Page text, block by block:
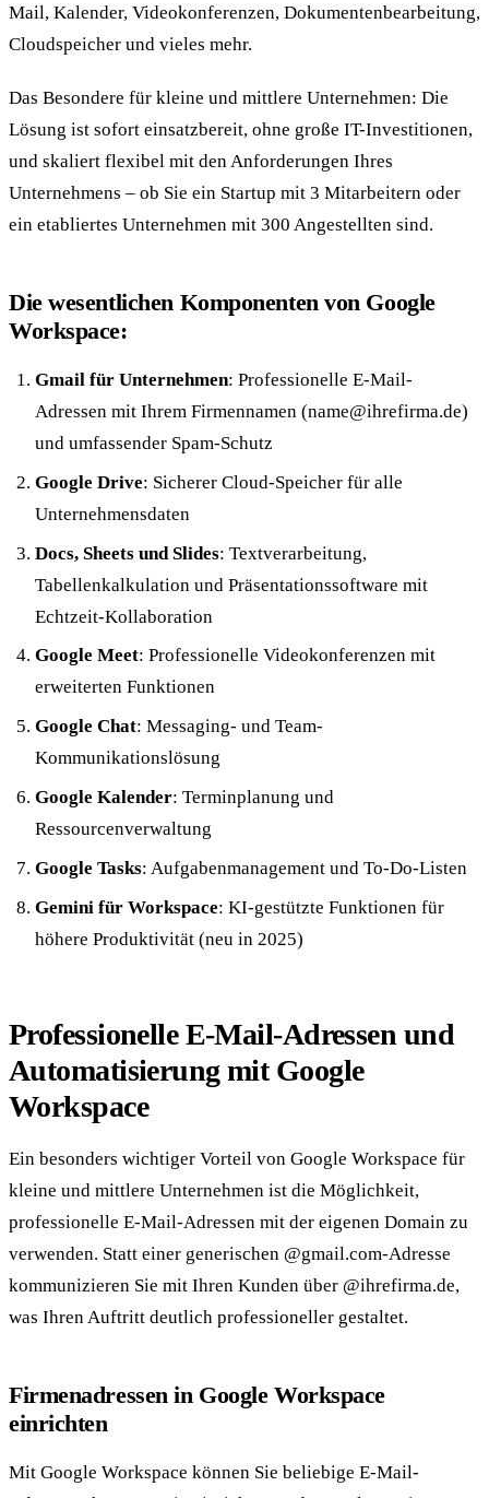
Mail, Kalender, Videokonferenzen, Dokumentenbearbeitung,
Cloudspeicher und vieles mehr.
Das Besondere für kleine und mittlere Unternehmen: Die
Lösung ist sofort einsatzbereit, ohne große IT-Investitionen,
und skaliert flexibel mit den Anforderungen Ihres
Unternehmens – ob Sie ein Startup mit 3 Mitarbeitern oder
ein etabliertes Unternehmen mit 300 Angestellten sind.
Die wesentlichen Komponenten von Google
Workspace:
Gmail für Unternehmen: Professionelle E-Mail-
Adressen mit Ihrem Firmennamen (name@ihrefirma.de)
und umfassender Spam-Schutz
Google Drive: Sicherer Cloud-Speicher für alle
Unternehmensdaten
Docs, Sheets und Slides: Textverarbeitung,
Tabellenkalkulation und Präsentationssoftware mit
Echtzeit-Kollaboration
Google Meet: Professionelle Videokonferenzen mit
erweiterten Funktionen
Google Chat: Messaging- und Team-
Kommunikationslösung
Google Kalender: Terminplanung und
Ressourcenverwaltung
Google Tasks: Aufgabenmanagement und To-Do-Listen
Gemini für Workspace: KI-gestützte Funktionen für
höhere Produktivität (neu in 2025)
Professionelle E-Mail-Adressen und
Automatisierung mit Google
Workspace
Ein besonders wichtiger Vorteil von Google Workspace für
kleine und mittlere Unternehmen ist die Möglichkeit,
professionelle E-Mail-Adressen mit der eigenen Domain zu
verwenden. Statt einer generischen @gmail.com-Adresse
kommunizieren Sie mit Ihren Kunden über @ihrefirma.de,
was Ihren Auftritt deutlich professioneller gestaltet.
Firmenadressen in Google Workspace
einrichten
Mit Google Workspace können Sie beliebige E-Mail-